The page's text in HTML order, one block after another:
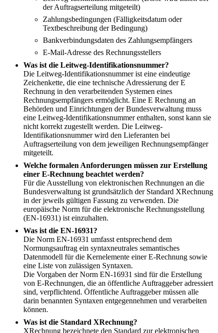
der Auftragserteilung mitgeteilt)
Zahlungsbedingungen (Fälligkeitsdatum oder
Textbeschreibung der Bedingung)
Bankverbindungsdaten des Zahlungsempfängers
E-Mail-Adresse des Rechnungsstellers
Was ist die Leitweg-Identifikationsnummer?
Die Leitweg-Identifikationsnummer ist eine eindeutige
Zeichenkette, die eine technische Adressierung der E
Rechnung in den verarbeitenden Systemen eines
Rechnungsempfängers ermöglicht. Eine E Rechnung an
Behörden und Einrichtungen der Bundesverwaltung muss
eine Leitweg-Identifikationsnummer enthalten, sonst kann sie
nicht korrekt zugestellt werden. Die Leitweg-
Identifikationsnummer wird den Lieferanten bei
Auftragserteilung von dem jeweiligen Rechnungsempfänger
mitgeteilt.
Welche formalen Anforderungen müssen zur Erstellung
einer E-Rechnung beachtet werden?
Für die Ausstellung von elektronischen Rechnungen an die
Bundesverwaltung ist grundsätzlich der Standard XRechnung
in der jeweils gültigen Fassung zu verwenden. Die
europäische Norm für die elektronische Rechnungsstellung
(EN-16931) ist einzuhalten.
Was ist die EN-16931?
Die Norm EN-16931 umfasst entsprechend dem
Normungsauftrag ein syntaxneutrales semantisches
Datenmodell für die Kernelemente einer E-Rechnung sowie
eine Liste von zulässigen Syntaxen.
Die Vorgaben der Norm EN-16931 sind für die Erstellung
von E-Rechnungen, die an öffentliche Auftraggeber adressiert
sind, verpflichtend. Öffentliche Auftraggeber müssen alle
darin benannten Syntaxen entgegennehmen und verarbeiten
können.
Was ist die Standard XRechnung?
XRechnung bezeichnete den Standard zur elektronischen